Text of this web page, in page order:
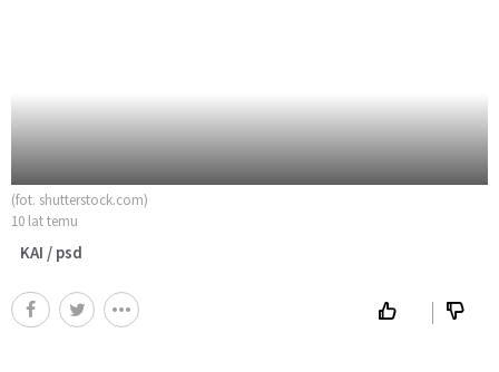
(fot. shutterstock.com)
10 lat temu
KAI / psd